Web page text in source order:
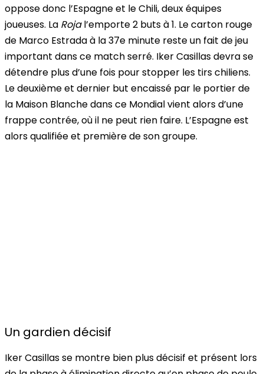
oppose donc l’Espagne et le Chili, deux équipes
joueuses. La Rojal’emporte 2 buts à 1. Le carton rouge
de Marco Estrada à la 37e minute reste un fait de jeu
important dans ce match serré. Iker Casillas devra se
détendre plus d’une fois pour stopper les tirs chiliens.
Le deuxième et dernier but encaissé par le portier de
la Maison Blanche dans ce Mondial vient alors d’une
frappe contrée, où il ne peut rien faire. L’Espagne est
alors qualifiée et première de son groupe.
Un gardien décisif
Iker Casillas se montre bien plus décisif et présent lors